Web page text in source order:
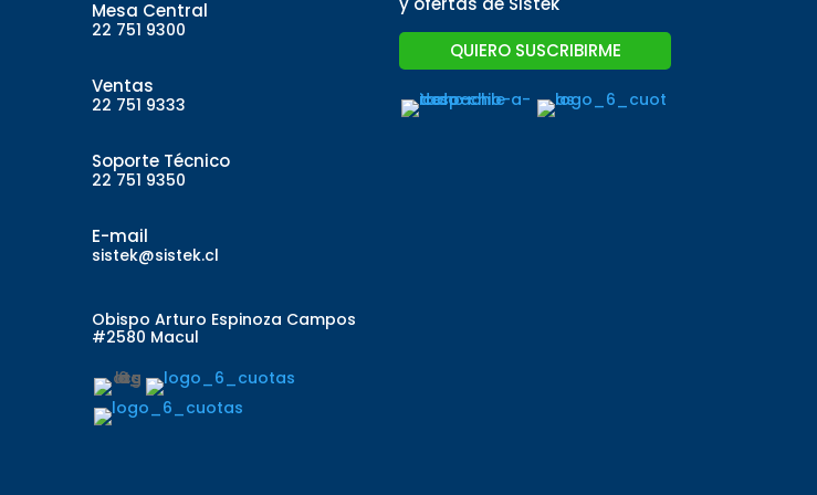
Mesa Central
22 751 9300
Ventas
22 751 9333
Soporte Técnico
22 751 9350
E-mail
sistek@sistek.cl
Obispo Arturo Espinoza Campos
#2580 Macul
QUIERO SUSCRIBIRME